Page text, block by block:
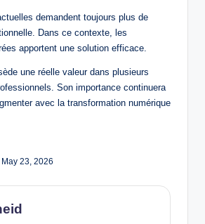
demandent toujours plus de
Dans ce contexte, les
apportent une solution efficace.
une réelle valeur dans plusieurs
Son importance continuera
avec la transformation numérique
23, 2026